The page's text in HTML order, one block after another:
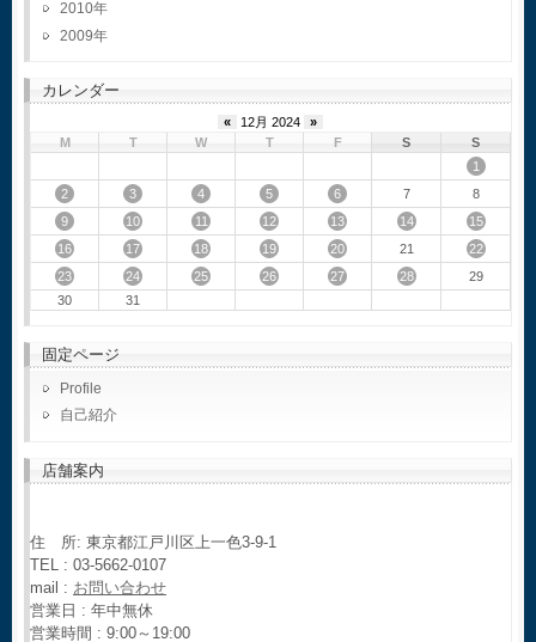
2010
2009
カレンダー
« 12月 2024
»
M
T W T F S
S
1
2
3 4 5 6 7
8
9
10 11 12 13 14
15
16
17 18 19 20 21
22
23
24 25 26 27 28
29
30
31
固定ページ
Profile
自己紹介
店舗案内
住 所: 東京都江戸川区上一色3-9-1
TEL : 03-5662-0107
mail : お問い合わせ
営業日 : 年中無休
営業時間 : 9:00～19:00